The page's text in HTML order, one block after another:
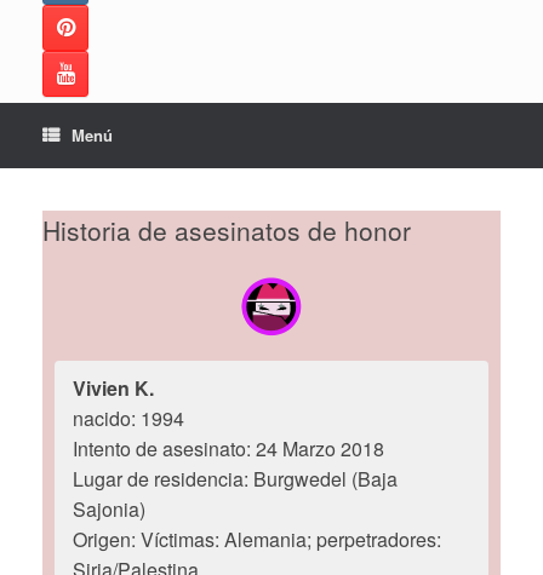
Menú
Historia de asesinatos de honor
Vivien K.
nacido: 1994
Intento de asesinato: 24 Marzo 2018
Lugar de residencia: Burgwedel (Baja
Sajonia)
Origen: Víctimas: Alemania; perpetradores: